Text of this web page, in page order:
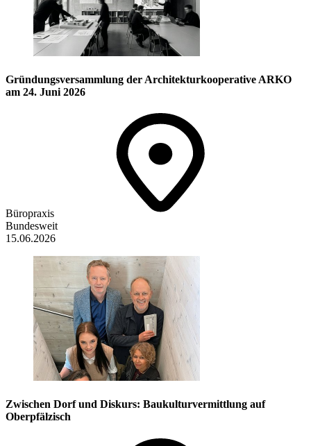
Gründungsversammlung der Architekturkooperative ARKO
am 24. Juni 2026
Büropraxis
Bundesweit
15.06.2026
Zwischen Dorf und Diskurs: Baukulturvermittlung auf
Oberpfälzisch